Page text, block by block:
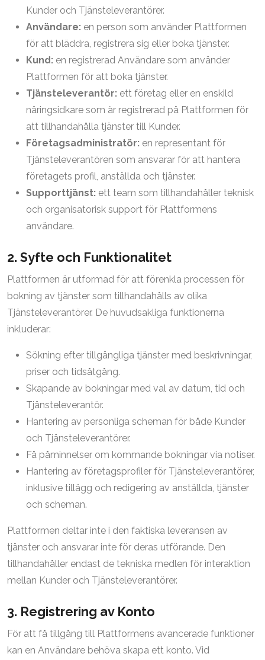
Kunder och Tjänsteleverantörer.
Användare: en person som använder Plattformen
för att bläddra, registrera sig eller boka tjänster.
Kund: en registrerad Användare som använder
Plattformen för att boka tjänster.
Tjänsteleverantör: ett företag eller en enskild
näringsidkare som är registrerad på Plattformen för
att tillhandahålla tjänster till Kunder.
Företagsadministratör: en representant för
Tjänsteleverantören som ansvarar för att hantera
företagets profil, anställda och tjänster.
Supporttjänst: ett team som tillhandahåller teknisk
och organisatorisk support för Plattformens
användare.
2. Syfte och Funktionalitet
Plattformen är utformad för att förenkla processen för
bokning av tjänster som tillhandahålls av olika
Tjänsteleverantörer. De huvudsakliga funktionerna
inkluderar:
Sökning efter tillgängliga tjänster med beskrivningar,
priser och tidsåtgång.
Skapande av bokningar med val av datum, tid och
Tjänsteleverantör.
Hantering av personliga scheman för både Kunder
och Tjänsteleverantörer.
Få påminnelser om kommande bokningar via notiser.
Hantering av företagsprofiler för Tjänsteleverantörer,
inklusive tillägg och redigering av anställda, tjänster
och scheman.
Plattformen deltar inte i den faktiska leveransen av
tjänster och ansvarar inte för deras utförande. Den
tillhandahåller endast de tekniska medlen för interaktion
mellan Kunder och Tjänsteleverantörer.
3. Registrering av Konto
För att få tillgång till Plattformens avancerade funktioner
kan en Användare behöva skapa ett konto. Vid